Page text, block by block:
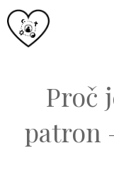
Přeskočit
na
Proč
patron